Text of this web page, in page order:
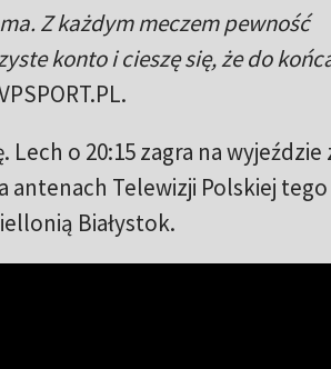
Z każdym meczem pewność
konto i cieszę się, że do
o 20:15 zagra na wyjeździe
antenach Telewizji Polskiej tego
Białystok.